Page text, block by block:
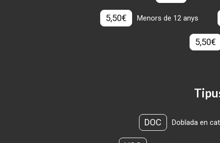
5,50€ Menors de 12 anys
5,50€
DOC Doblada en